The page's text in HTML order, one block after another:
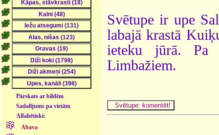
Pārskats ar bildēm
Sadalījums pa vietām
Alfabētiski:
Abava
Svētupe ir upe
labajā krastā
ieteku jūrā. Pa
Limbažiem.